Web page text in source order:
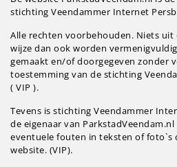
stichting Veendammer Internet
Alle rechten voorbehouden. Niets uit
wijze dan ook worden
gemaakt en/of doorgegeven zonder
toestemming van de stichting
( VIP ).
Tevens is stichting Veendammer
de eigenaar van
eventuele fouten in teksten of foto`s
website. (VIP).